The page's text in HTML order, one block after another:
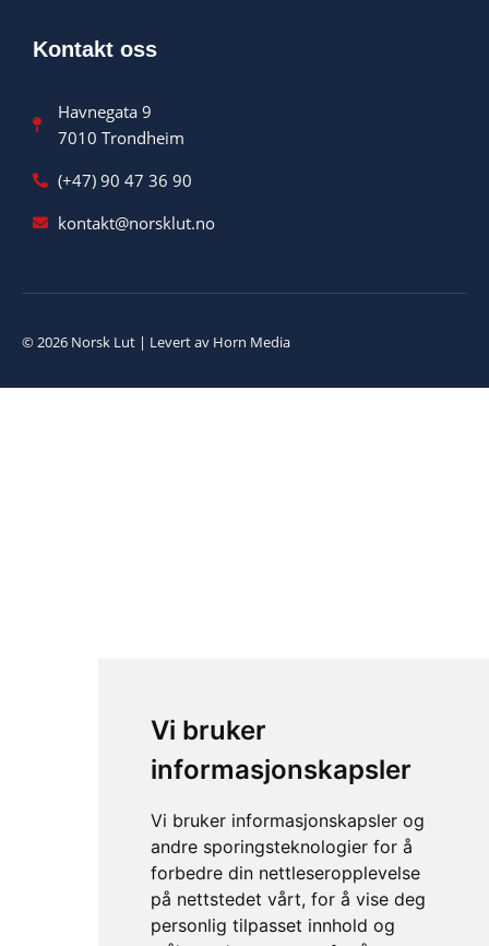
Vi bruker
informasjonskapsler
Vi bruker informasjonskapsler og
andre sporingsteknologier for å
forbedre din nettleseropplevelse
på nettstedet vårt, for å vise deg
personlig tilpasset innhold og
Kontakt oss
Havnegata 9
7010 Trondheim
(+47) 90 47 36 90
kontakt@norsklut.no
© 2026 Norsk Lut | Levert av Horn Media